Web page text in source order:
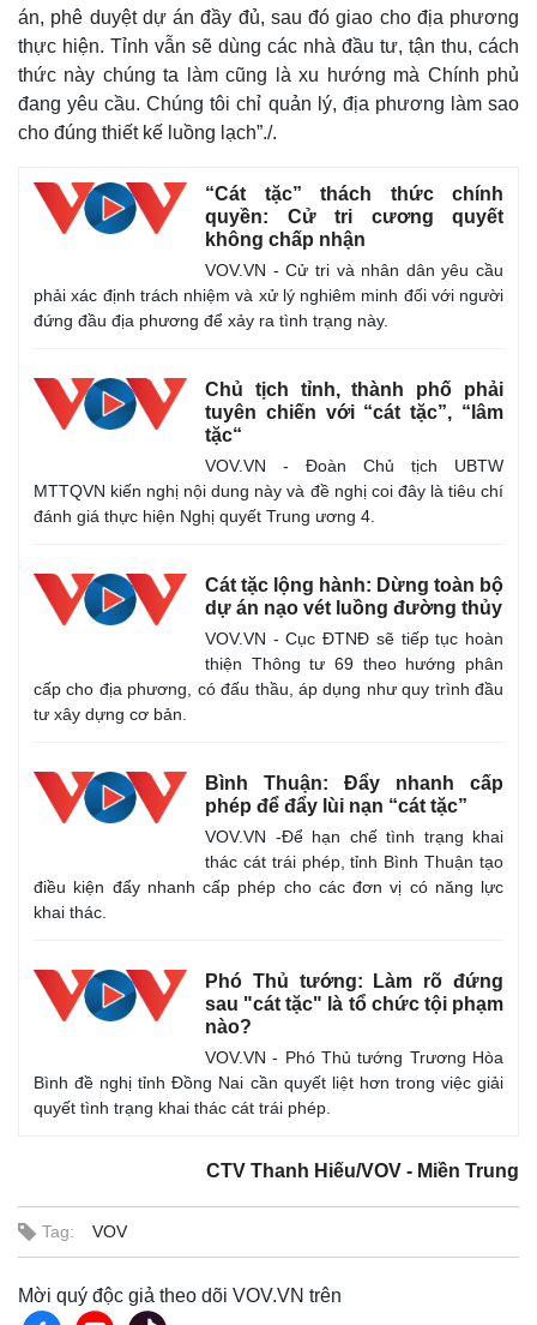
Kinh tế
Thị trường
Tỷ giá
Chứng khoán
án, phê duyệt dự án đầy đủ, sau đó giao cho địa phương
thực hiện. Tỉnh vẫn sẽ dùng các nhà đầu tư, tận thu, cách
thức này chúng ta làm cũng là xu hướng mà Chính phủ
đang yêu cầu. Chúng tôi chỉ quản lý, địa phương làm sao
cho đúng thiết kế luồng lạch”./.
“Cát tặc” thách thức chính
quyền: Cử tri cương quyết
không chấp nhận
VOV.VN - Cử tri và nhân dân yêu cầu
phải xác định trách nhiệm và xử lý nghiêm minh đối với người
đứng đầu địa phương để xảy ra tình trạng này.
Chủ tịch tỉnh, thành phố phải
tuyên chiến với “cát tặc”, “lâm
tặc“
VOV.VN - Đoàn Chủ tịch UBTW
MTTQVN kiến nghị nội dung này và đề nghị coi đây là tiêu chí
đánh giá thực hiện Nghị quyết Trung ương 4.
Cát tặc lộng hành: Dừng toàn bộ
dự án nạo vét luồng đường thủy
VOV.VN - Cục ĐTNĐ sẽ tiếp tục hoàn
thiện Thông tư 69 theo hướng phân
cấp cho địa phương, có đấu thầu, áp dụng như quy trình đầu
tư xây dựng cơ bản.
Bình Thuận: Đẩy nhanh cấp
phép để đẩy lùi nạn “cát tặc”
VOV.VN -Để hạn chế tình trạng khai
thác cát trái phép, tỉnh Bình Thuận tạo
điều kiện đẩy nhanh cấp phép cho các đơn vị có năng lực
khai thác.
Phó Thủ tướng: Làm rõ đứng
sau "cát tặc" là tổ chức tội phạm
nào?
VOV.VN - Phó Thủ tướng Trương Hòa
Bình đề nghị tỉnh Đồng Nai cần quyết liệt hơn trong việc giải
quyết tình trạng khai thác cát trái phép.
CTV Thanh Hiếu/VOV - Miền Trung
Tag: VOV
Mời quý độc giả theo dõi VOV.VN trên